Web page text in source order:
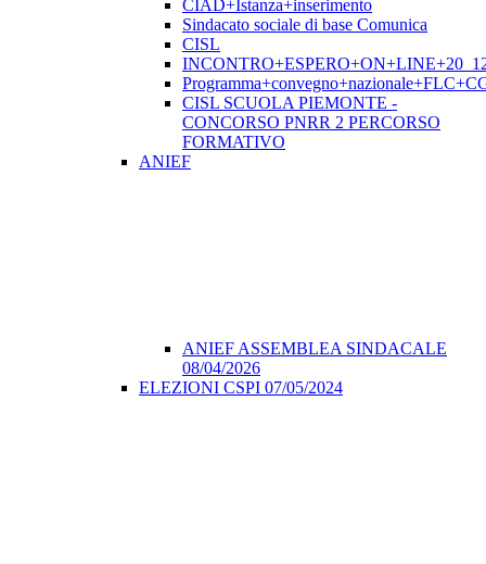
CIAD+Istanza+inserimento
Sindacato sociale di base Comunica
CISL
CISL SCUOLA PIEMONTE -
CONCORSO PNRR 2 PERCORSO
FORMATIVO
ANIEF
ANIEF ASSEMBLEA SINDACALE
08/04/2026
ELEZIONI CSPI 07/05/2024